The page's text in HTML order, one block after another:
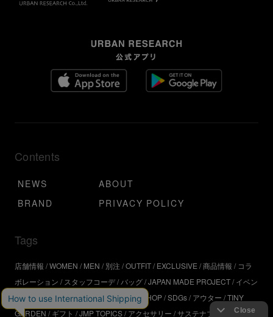
Contents
NEWS
ABOUT
BRAND
PRIVACY POLICY
Tags
店舗情報 WOMEN MEN 別注 OUTFIT EXCLUSIVE 商品情報
コラ
ボレーション
スタッフコーデ バッグ JAPAN MADE PROJECT イベン
ト アウトドア インタビュー WORKSHOP SDGs アウター TINY
GARDEN
ギフト JMP TOPICS アクセサリー サステナブル UR